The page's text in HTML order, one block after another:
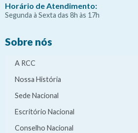
Horário de Atendimento:
Segunda à Sexta das 8h às 17h
Sobre nós
A RCC
Nossa História
Sede Nacional
Escritório Nacional
Conselho Nacional